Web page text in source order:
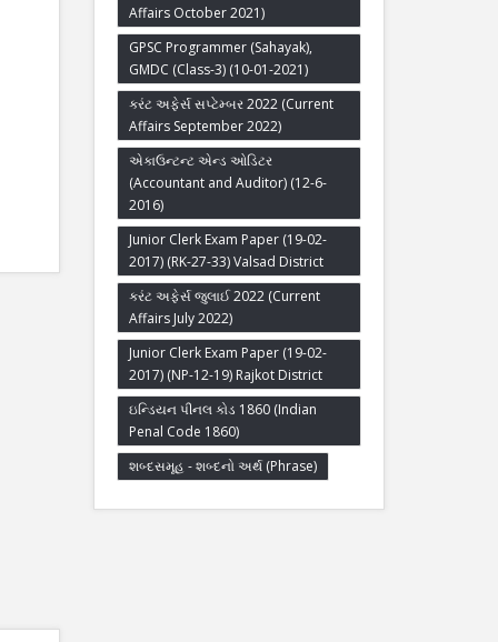
Affairs October 2021)
GPSC Programmer (Sahayak),
GMDC (Class-3) (10-01-2021)
કરંટ અફેર્સ સપ્ટેમ્બર 2022 (Current
Affairs September 2022)
એકાઉન્ટન્ટ એન્ડ ઓડિટર
(Accountant and Auditor) (12-6-
2016)
Junior Clerk Exam Paper (19-02-
2017) (RK-27-33) Valsad District
કરંટ અફેર્સ જુલાઈ 2022 (Current
Affairs July 2022)
Junior Clerk Exam Paper (19-02-
2017) (NP-12-19) Rajkot District
ઇન્ડિયન પીનલ કોડ 1860 (Indian
Penal Code 1860)
શબ્દસમૂહ - શબ્દનો અર્થ (Phrase)